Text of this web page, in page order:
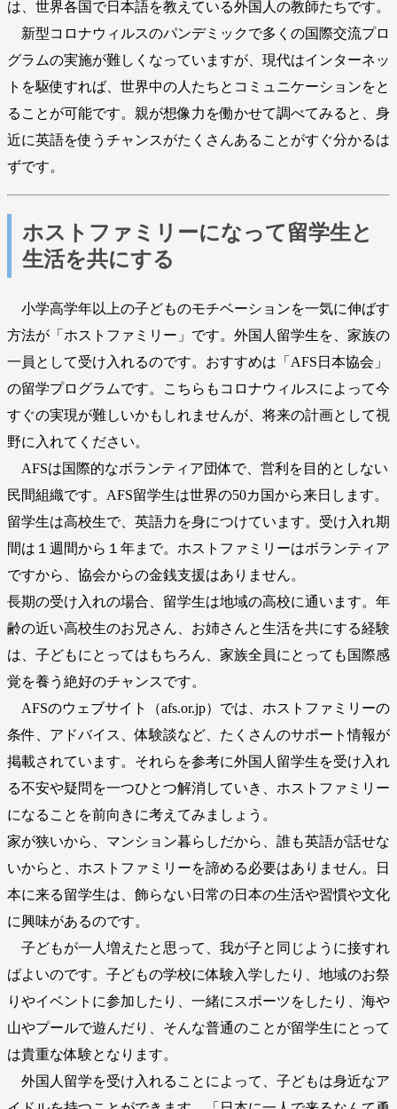
は、世界各国で日本語を教えている外国人の教師たちです。
新型コロナウィルスのパンデミックで多くの国際交流プロ
グラムの実施が難しくなっていますが、現代はインターネッ
トを駆使すれば、世界中の人たちとコミュニケーションをと
ることが可能です。親が想像力を働かせて調べてみると、身
近に英語を使うチャンスがたくさんあることがすぐ分かるは
ずです。
ホストファミリーになって留学生と
生活を共にする
小学高学年以上の子どものモチベーションを一気に伸ばす
方法が「ホストファミリー」です。外国人留学生を、家族の
一員として受け入れるのです。おすすめは「AFS日本協会」
の留学プログラムです。こちらもコロナウィルスによって今
すぐの実現が難しいかもしれませんが、将来の計画として視
野に入れてください。
AFSは国際的なボランティア団体で、営利を目的としない
民間組織です。AFS留学生は世界の50カ国から来日します。
留学生は高校生で、英語力を身につけています。受け入れ期
間は１週間から１年まで。ホストファミリーはボランティア
ですから、協会からの金銭支援はありません。
長期の受け入れの場合、留学生は地域の高校に通います。年
齢の近い高校生のお兄さん、お姉さんと生活を共にする経験
は、子どもにとってはもちろん、家族全員にとっても国際感
覚を養う絶好のチャンスです。
AFSのウェブサイト（afs.or.jp）では、ホストファミリーの
条件、アドバイス、体験談など、たくさんのサポート情報が
掲載されています。それらを参考に外国人留学生を受け入れ
る不安や疑問を一つひとつ解消していき、ホストファミリー
になることを前向きに考えてみましょう。
家が狭いから、マンション暮らしだから、誰も英語が話せな
いからと、ホストファミリーを諦める必要はありません。日
本に来る留学生は、飾らない日常の日本の生活や習慣や文化
に興味があるのです。
子どもが一人増えたと思って、我が子と同じように接すれ
ばよいのです。子どもの学校に体験入学したり、地域のお祭
りやイベントに参加したり、一緒にスポーツをしたり、海や
山やプールで遊んだり、そんな普通のことが留学生にとって
は貴重な体験となります。
外国人留学を受け入れることによって、子どもは身近なア